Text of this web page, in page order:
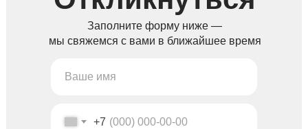
Заполните форму ниже —
мы свяжемся с вами в ближайшее время
+7